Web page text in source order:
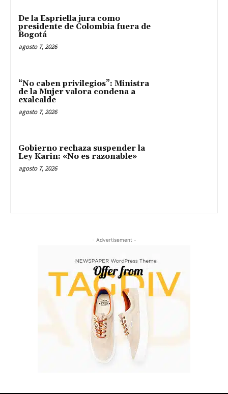
De la Espriella jura como
presidente de Colombia fuera de
Bogotá
agosto 7, 2026
“No caben privilegios”: Ministra
de la Mujer valora condena a
exalcalde
agosto 7, 2026
Gobierno rechaza suspender la
Ley Karin: «No es razonable»
agosto 7, 2026
- Advertisement -